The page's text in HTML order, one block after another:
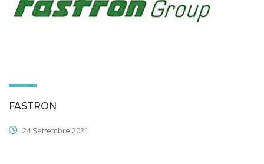
FASTRON
24 Settembre 2021